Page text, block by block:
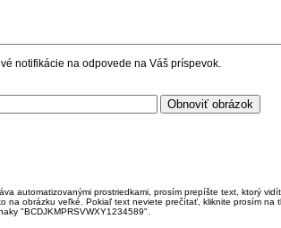
notifikácie na odpovede na Váš príspevok.
automatizovanými prostriedkami, prosím prepíšte text, ktorý
na obrázku veľké. Pokiaľ text neviete prečítať, kliknite prosím na
"BCDJKMPRSVWXY1234589".